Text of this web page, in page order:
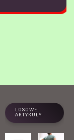
LOSOWE
ARTYKUŁY